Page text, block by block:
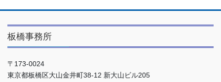
板橋事務所
〒173-0024
東京都板橋区大山金井町38-12 新大山ビル205